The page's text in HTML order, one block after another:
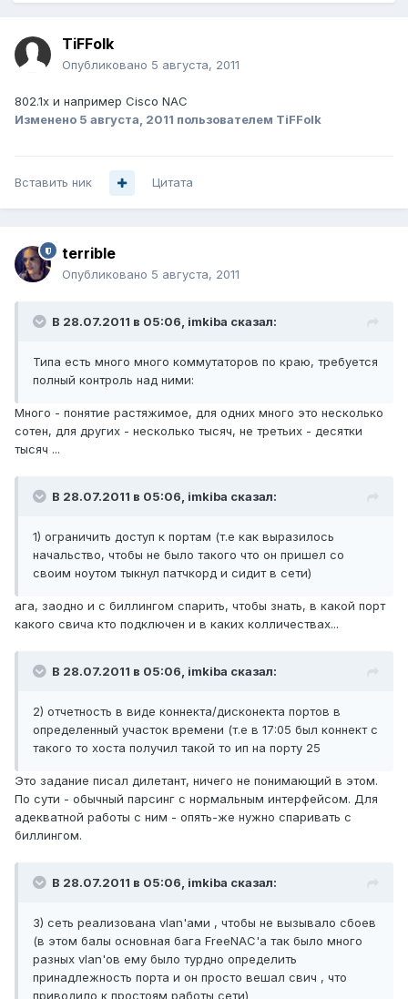
TiFFolk
Опубликовано 5 августа, 2011
802.1x и например Cisco NAC
Изменено 5 августа, 2011 пользователем TiFFolk
Вставить ник Цитата
terrible
Опубликовано 5 августа, 2011
В 28.07.2011 в 05:06, imkiba сказал:
Типа есть много много коммутаторов по краю, требуется
полный контроль над ними:
Много - понятие растяжимое, для одних много это несколько
сотен, для других - несколько тысяч, не третьих - десятки
тысяч ...
В 28.07.2011 в 05:06, imkiba сказал:
1) ограничить доступ к портам (т.е как выразилось
начальство, чтобы не было такого что он пришел со
своим ноутом тыкнул патчкорд и сидит в сети)
ага, заодно и с биллингом спарить, чтобы знать, в какой порт
какого свича кто подключен и в каких колличествах...
В 28.07.2011 в 05:06, imkiba сказал:
2) отчетность в виде коннекта/дисконекта портов в
определенный участок времени (т.е в 17:05 был коннект с
такого то хоста получил такой то ип на порту 25
Это задание писал дилетант, ничего не понимающий в этом.
По сути - обычный парсинг с нормальным интерфейсом. Для
адекватной работы с ним - опять-же нужно спаривать с
биллингом.
В 28.07.2011 в 05:06, imkiba сказал:
3) сеть реализована vlan'ами , чтобы не вызывало сбоев
(в этом балы основная бага FreeNAC'а так было много
разных vlan'ов ему было турдно определить
принадлежность порта и он просто вешал свич , что
приводило к простоям работы сети)